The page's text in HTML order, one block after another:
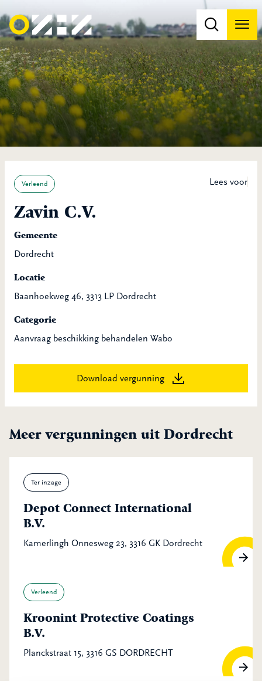
Lees voor
Verleend
Zavin C.V.
Gemeente
Dordrecht
Locatie
Baanhoekweg 46, 3313 LP Dordrecht
Categorie
Aanvraag beschikking behandelen Wabo
Download vergunning
Meer vergunningen uit Dordrecht
Ter inzage
Depot Connect International
B.V.
Kamerlingh Onnesweg 23, 3316 GK Dordrecht
Verleend
Kroonint Protective Coatings
B.V.
Planckstraat 15, 3316 GS DORDRECHT